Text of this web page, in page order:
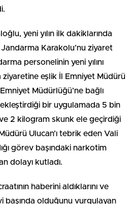
yeni yılın ilk dakiklarında
Karakolu’nu ziyaret
personelinin yeni yılını
ziyaretine eşlik İl Emniyet Müdürü
Müdürlüğü’ne bağlı
bir uygulamada 5 bin
2 kilogram skunk ele geçirdiği
Ulucan’ı tebrik eden Vali
görev başındaki narkotim
dolayı kutladı.
haberini aldıklarını ve
başında olduğunu vurgulayan